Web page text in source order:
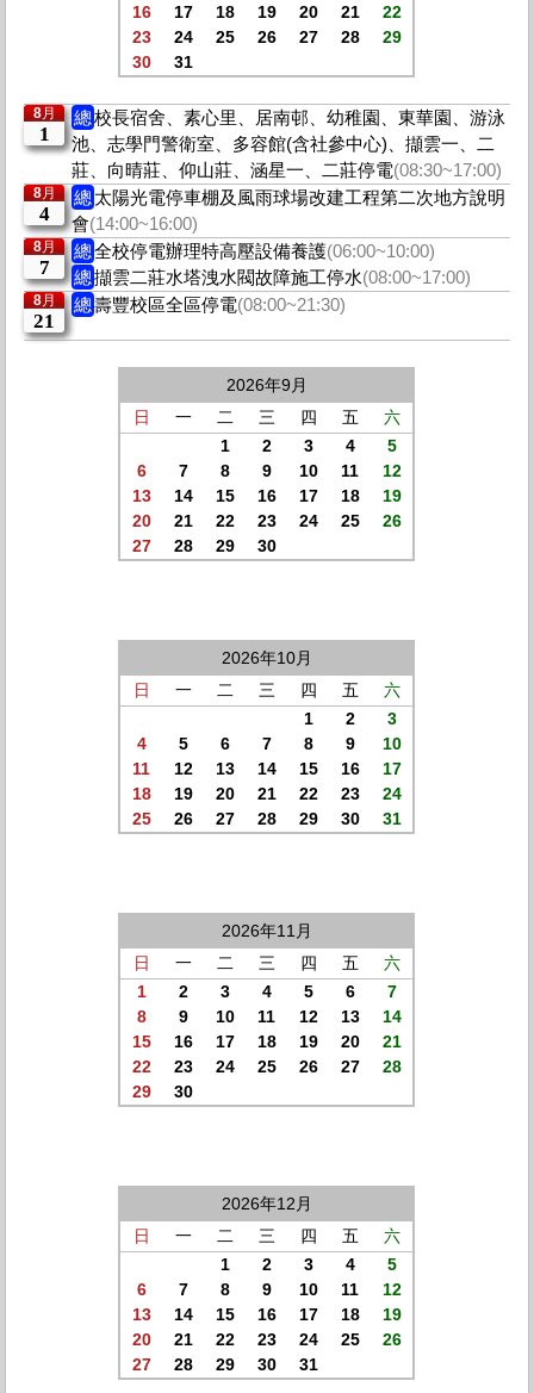
16
17 18 19 20 21
22
23
24 25 26 27 28
29
30
31
8月
1
總 校長宿舍、素心里、居南邨、幼稚園、東華園、游泳
池、志學門警衛室、多容館(含社參中心)、擷雲一、二
莊、向晴莊、仰山莊、涵星一、二莊停電(08:30~17:00)
8月
4
總 太陽光電停車棚及風雨球場改建工程第二次地方說明
會(14:00~16:00)
8月
7
總 全校停電辦理特高壓設備養護(06:00~10:00)
總 擷雲二莊水塔洩水閥故障施工停水(08:00~17:00)
8月
21
總 壽豐校區全區停電(08:00~21:30)
2026年9月
日
一 二 三 四 五
六
1
2 3 4
5
6
7 8 9 10 11
12
13
14 15 16 17 18
19
20
21 22 23 24 25
26
27
28 29 30
2026年10月
日
一 二 三 四 五
六
1
2
3
4
5 6 7 8 9
10
11
12 13 14 15 16
17
18
19 20 21 22 23
24
25
26 27 28 29 30 31
2026年11月
日
一 二 三 四 五
六
1
2 3 4 5 6
7
8
9 10 11 12 13
14
15
16 17 18 19 20
21
22
23 24 25 26 27
28
29
30
2026年12月
日
一 二 三 四 五
六
1
2 3 4
5
6
7 8 9 10 11
12
13
14 15 16 17 18
19
20
21 22 23 24 25
26
27
28 29 30 31